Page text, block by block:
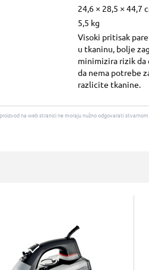
24,6 × 28,5 × 44,7
5,5 kg
Visoki pritisak
u tkaninu, bolje
minimizira rizik
da nema potrebe
razlicite tkanine.
na web stranici ne moraju nužno odgovarati